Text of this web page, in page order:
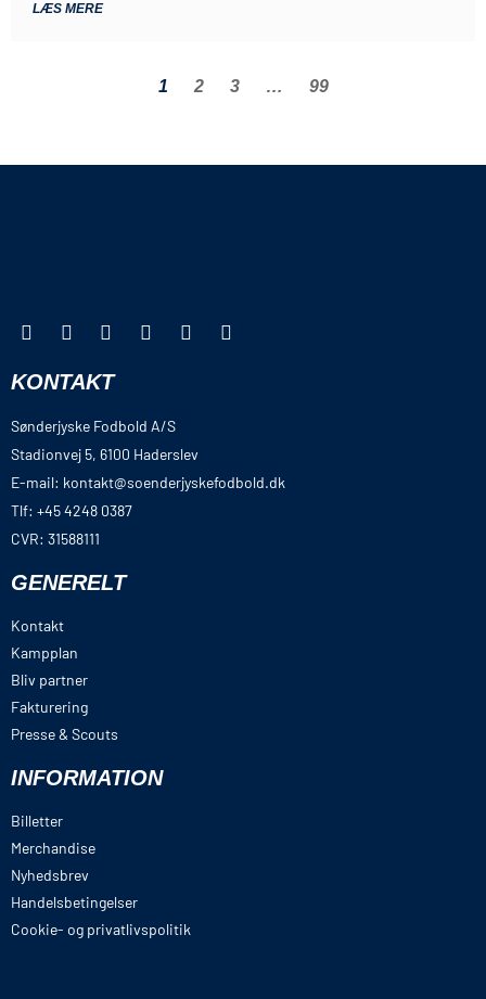
LÆS MERE
1 2 3 … 99
KONTAKT
Sønderjyske Fodbold A/S
Stadionvej 5, 6100 Haderslev
E-mail: kontakt@soenderjyskefodbold.dk
Tlf: +45 4248 0387
CVR: 31588111
GENERELT
Kontakt
Kampplan
Bliv partner
Fakturering
Presse & Scouts
INFORMATION
Billetter
Merchandise
Nyhedsbrev
Handelsbetingelser
Cookie- og privatlivspolitik